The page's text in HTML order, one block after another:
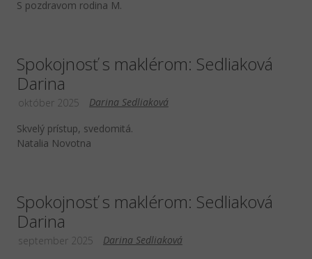
S pozdravom rodina M.
Spokojnosť s maklérom: Sedliaková
Darina
Darina Sedliaková
október 2025
Skvelý prístup, svedomitá.
Natalia Novotna
Spokojnosť s maklérom: Sedliaková
Darina
Darina Sedliaková
september 2025